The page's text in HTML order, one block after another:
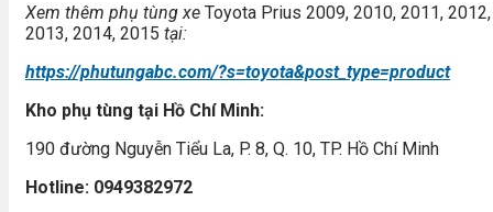
Xem thêm phụ tùng xe Toyota Prius 2009, 2010, 2011, 2012,
2013, 2014, 2015 tại:
https://phutungabc.com/?s=toyota&post_type=product
Kho phụ tùng tại Hồ Chí Minh:
190 đường Nguyễn Tiểu La, P. 8, Q. 10, TP. Hồ Chí Minh
Hotline: 0949382972